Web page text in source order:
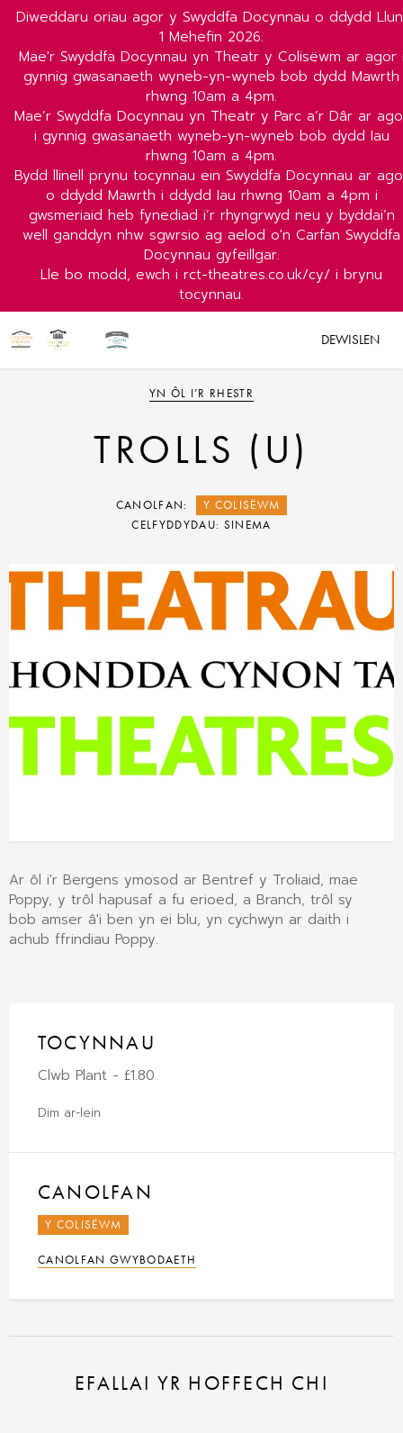
Diweddaru oriau agor y Swyddfa Docynnau o ddydd
1 Mehefin 2026.
Mae'r Swyddfa Docynnau yn Theatr y Colisëwm ar agor
gynnig gwasanaeth wyneb-yn-wyneb bob dydd Mawrth
rhwng 10am a 4pm.
Mae’r Swyddfa Docynnau yn Theatr y Parc a’r Dâr ar
i gynnig gwasanaeth wyneb-yn-wyneb bob dydd Iau
rhwng 10am a 4pm.
Bydd llinell prynu tocynnau ein Swyddfa Docynnau ar
o ddydd Mawrth i ddydd Iau rhwng 10am a 4pm i
gwsmeriaid heb fynediad i’r rhyngrwyd neu y byddai’n
well ganddyn nhw sgwrsio ag aelod o'n Carfan Swyddfa
Docynnau gyfeillgar.
Lle bo modd, ewch i rct-theatres.co.uk/cy/ i brynu
tocynnau.
DEWISLEN
YN ÔL I’R RHESTR
TROLLS (U)
CANOLFAN:
Y COLISËWM
CELFYDDYDAU: SINEMA
Ar ôl i'r Bergens ymosod ar Bentref y Troliaid, mae
Poppy, y trôl hapusaf a fu erioed, a Branch, trôl sy
bob amser â'i ben yn ei blu, yn cychwyn ar daith i
achub ffrindiau Poppy.
TOCYNNAU
Clwb Plant - £1.80
Dim ar-lein
CANOLFAN
Y COLISËWM
CANOLFAN GWYBODAETH
EFALLAI YR HOFFECH CHI